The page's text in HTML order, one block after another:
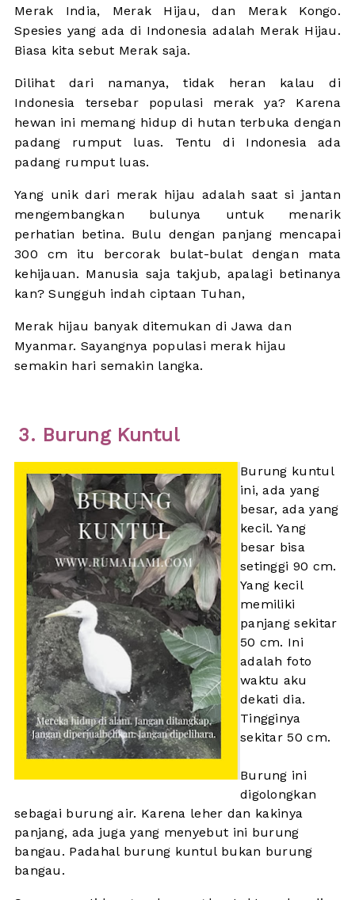
Merak India, Merak Hijau, dan Merak Kongo.
Spesies yang ada di Indonesia adalah Merak Hijau.
Biasa kita sebut Merak saja.
Dilihat dari namanya, tidak heran kalau di
Indonesia tersebar populasi merak ya? Karena
hewan ini memang hidup di hutan terbuka dengan
padang rumput luas. Tentu di Indonesia ada
padang rumput luas.
Yang unik dari merak hijau adalah saat si jantan
mengembangkan bulunya untuk menarik
perhatian betina. Bulu dengan panjang mencapai
300 cm itu bercorak bulat-bulat dengan mata
kehijauan. Manusia saja takjub, apalagi betinanya
kan? Sungguh indah ciptaan Tuhan,
Merak hijau banyak ditemukan di Jawa dan
Myanmar. Sayangnya populasi merak hijau
semakin hari semakin langka.
3. Burung Kuntul
Burung kuntul
ini, ada yang
besar, ada yang
kecil. Yang
besar bisa
setinggi 90 cm.
Yang kecil
memiliki
panjang sekitar
50 cm. Ini
adalah foto
waktu aku
dekati dia.
Tingginya
sekitar 50 cm.
Burung ini
digolongkan
sebagai burung air. Karena leher dan kakinya
panjang, ada juga yang menyebut ini burung
bangau. Padahal burung kuntul bukan burung
bangau.